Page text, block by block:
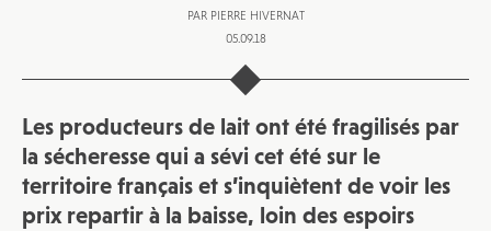
PAR PIERRE HIVERNAT
05.09.18
Les producteurs de lait ont été fragilisés par
la sécheresse qui a sévi cet été sur le
territoire français et s’inquiètent de voir les
prix repartir à la baisse, loin des espoirs